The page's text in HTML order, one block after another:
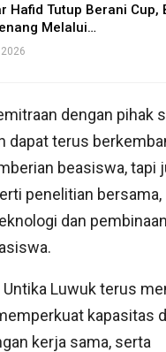
Hafid Tutup Berani Cup,
Melalui…
dengan pihak
dapat terus
beasiswa, tapi
penelitian bersama,
dan pembinaan
Untika Luwuk terus
kapasitas
kerja sama, serta